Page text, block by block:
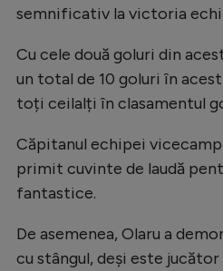
Tenis
Handbal
Formula 1
Rugby
semnificativ la victoria
Cu cele două goluri din
un total de 10 goluri în
toți ceilalți în clasamentul
Căpitanul echipei
primit cuvinte de laudă
fantastice.
De asemenea, Olaru a
cu stângul, deși este